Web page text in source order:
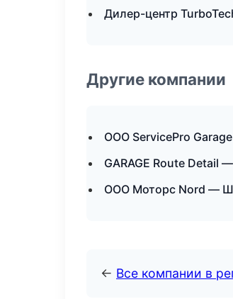
Дилер-центр
Другие компании
ООО ServicePro
GARAGE Route Detail
ООО Моторс Nord —
← Все компании в